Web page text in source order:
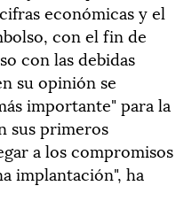
económicas y el
con el fin de
con las debidas
su opinión se
importante" para la
sus primeros
a los compromisos
implantación", ha